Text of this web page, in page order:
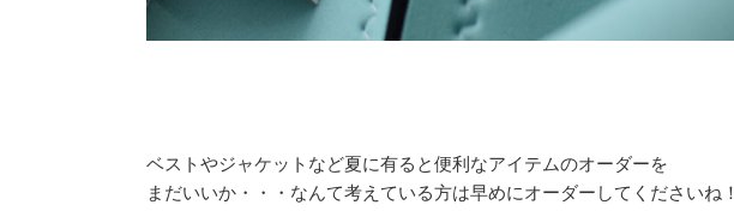
ベストやジャケットなど夏に有ると便利なアイテムのオーダーを
まだいいか・・・なんて考えている方は早めにオーダーしてくださいね！